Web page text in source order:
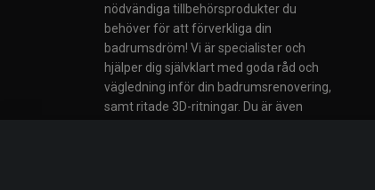
nödvändiga tillbehörsprodukter du
behöver för att förverkliga din
badrumsdröm! Vi är specialister och
hjälper dig självklart med goda råd och
vägledning inför din badrumsrenovering,
samt ritade 3D-ritningar. Du är även